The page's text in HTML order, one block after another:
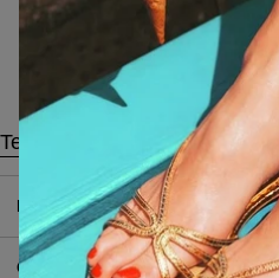
Technical data
Produttore:
Contenuto